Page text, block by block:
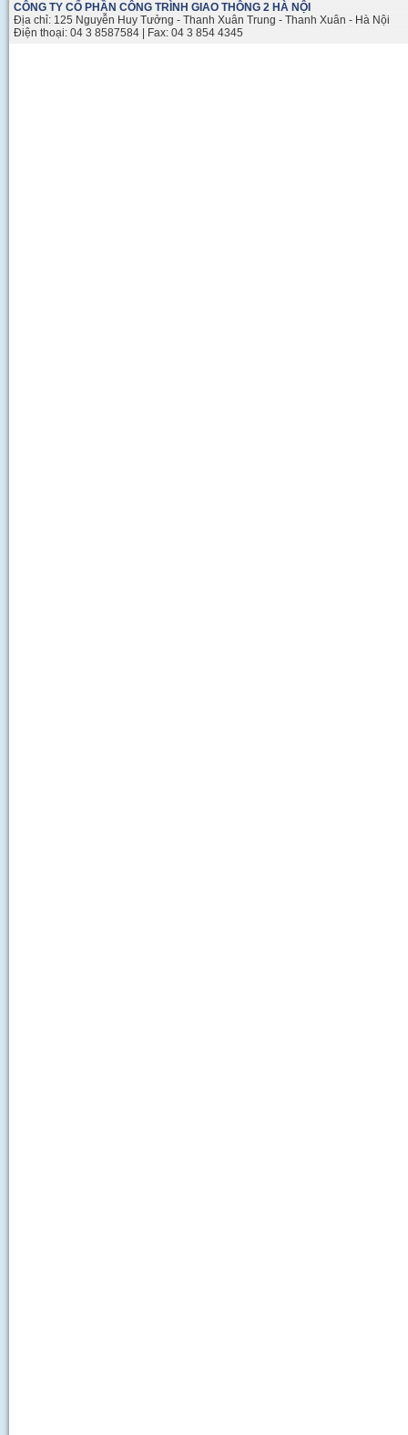
CÔNG TY CỔ PHẦN CÔNG TRÌNH GIAO THÔNG 2 HÀ NỘI
Địa chỉ: 125 Nguyễn Huy Tưởng - Thanh Xuân Trung - Thanh Xuân - Hà Nội
Điện thoại: 04 3 8587584 | Fax: 04 3 854 4345